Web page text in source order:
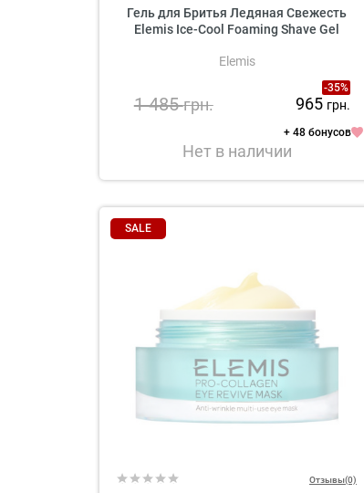
Гель для Бритья Ледяная Свежесть
Elemis Ice-Cool Foaming Shave Gel
Elemis
-35%
1 485грн. 965 грн.
+ 48 бонусов
Нет в наличии
SALE
Отзывы(0)